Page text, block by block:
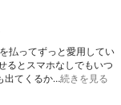
払ってずっと愛用してい
るとスマホなしでもいつ
出てくるか…続きを見る